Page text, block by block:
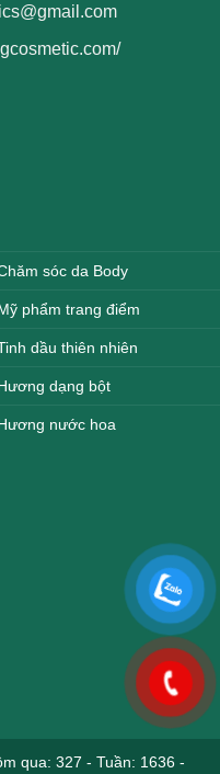
sóc da Body
phẩm trang điểm
dầu thiên nhiên
dạng bột
nước hoa
qua: 327 - Tuần: 1636-